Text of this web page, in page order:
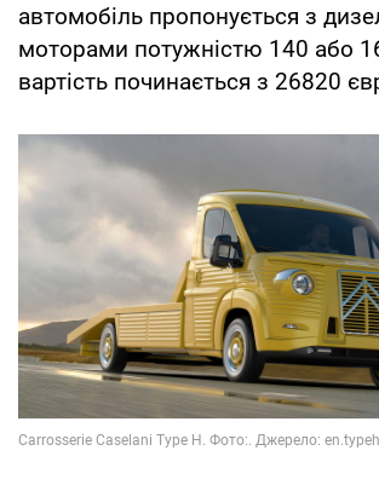
автомобіль пропонується з
моторами потужністю 140 або
вартість починається з 26820